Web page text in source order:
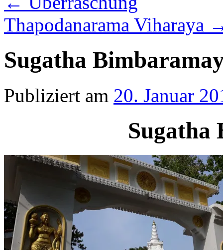
Thapodanarama Viharaya
Sugatha
Publiziert am 20. Januar
Sugatha